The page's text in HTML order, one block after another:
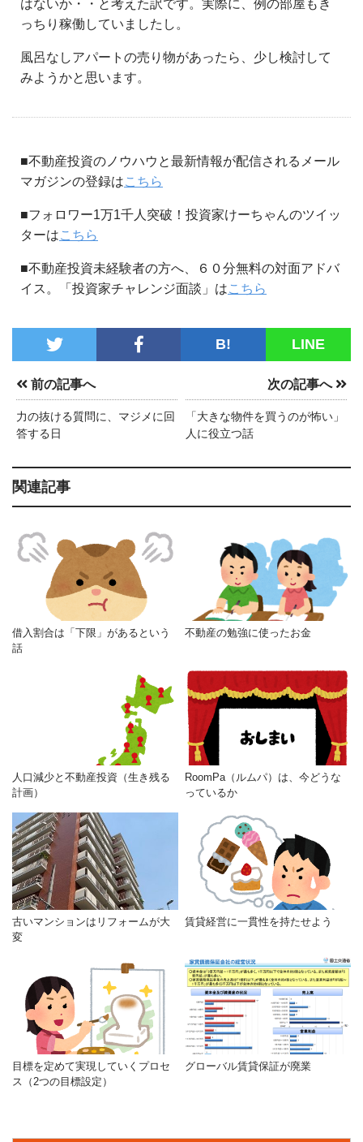
はないか・・と考えた訳です。実際に、例の部屋もき
っちり稼働していましたし。
風呂なしアパートの売り物があったら、少し検討して
みようかと思います。
■不動産投資のノウハウと最新情報が配信されるメール
マガジンの登録はこちら
■フォロワー1万1千人突破！投資家けーちゃんのツイッ
ターはこちら
■不動産投資未経験者の方へ、６０分無料の対面アドバ
イス。「投資家チャレンジ面談」はこちら
B! LINE
前の記事へ
力の抜ける質問に、マジメに回
答する日
次の記事へ
「大きな物件を買うのが怖い」
人に役立つ話
関連記事
借入割合は「下限」があるという
話
不動産の勉強に使ったお金
人口減少と不動産投資（生き残る
計画）
RoomPa（ルムパ）は、今どうな
っているか
古いマンションはリフォームが大
変
賃貸経営に一貫性を持たせよう
目標を定めて実現していくプロセ
ス（2つの目標設定）
グローバル賃貸保証が廃業